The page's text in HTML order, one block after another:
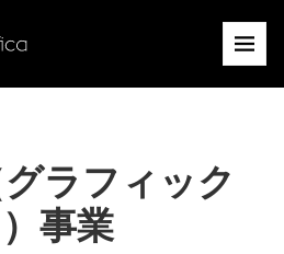
ラフィック
事業